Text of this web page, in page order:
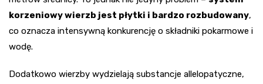
korzeniowy wierzb jest płytki i bardzo rozbudowany,
co oznacza intensywną konkurencję o składniki pokarmowe i
wodę.
Dodatkowo wierzby wydzielają substancje allelopatyczne,